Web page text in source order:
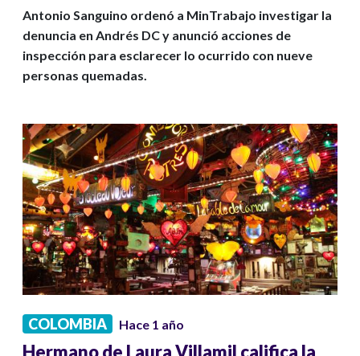
Antonio Sanguino ordenó a MinTrabajo investigar la
denuncia en Andrés DC y anunció acciones de
inspección para esclarecer lo ocurrido con nueve
personas quemadas.
COLOMBIA Hace 1 año